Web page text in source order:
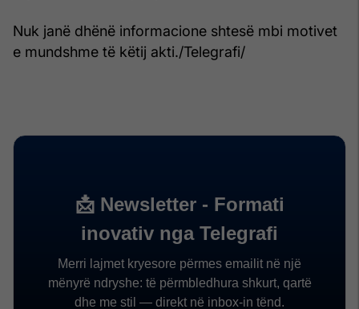
Nuk janë dhënë informacione shtesë mbi motivet
e mundshme të këtij akti./Telegrafi/